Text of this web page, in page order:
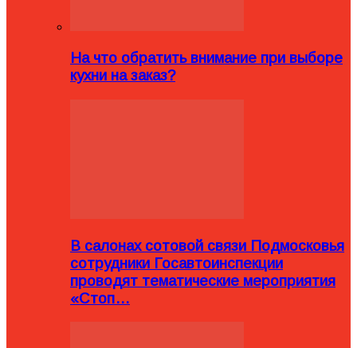
На что обратить внимание при выборе
кухни на заказ?
В салонах сотовой связи Подмосковья
сотрудники Госавтоинспекции
проводят тематические мероприятия
«Стоп…